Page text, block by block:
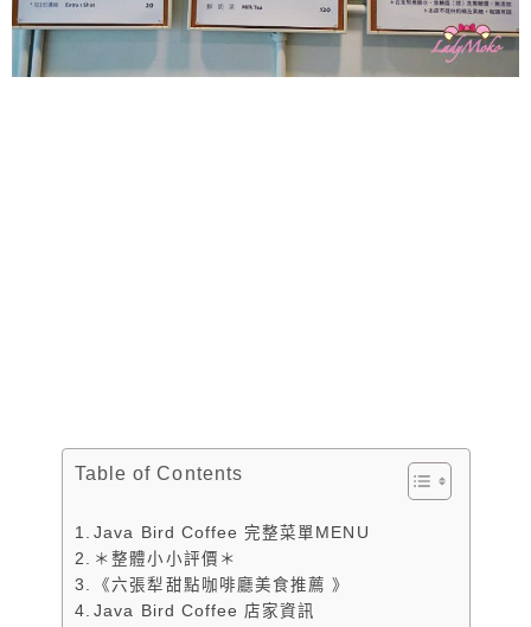
Table of Contents
Java Bird Coffee 完整菜單MENU
＊整體小小評價＊
《六張犁甜點咖啡廳美食推薦 》
Java Bird Coffee 店家資訊